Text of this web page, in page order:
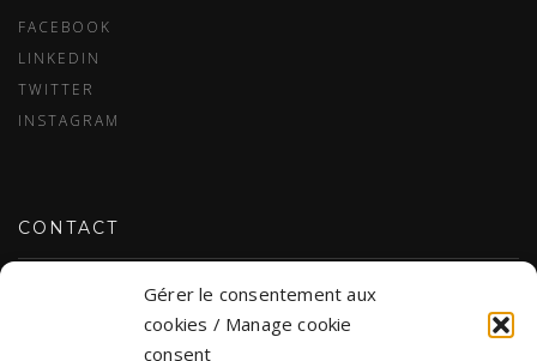
Gérer le consentement aux
cookies / Manage cookie
consent
FACEBOOK
LINKEDIN
TWITTER
INSTAGRAM
CONTACT